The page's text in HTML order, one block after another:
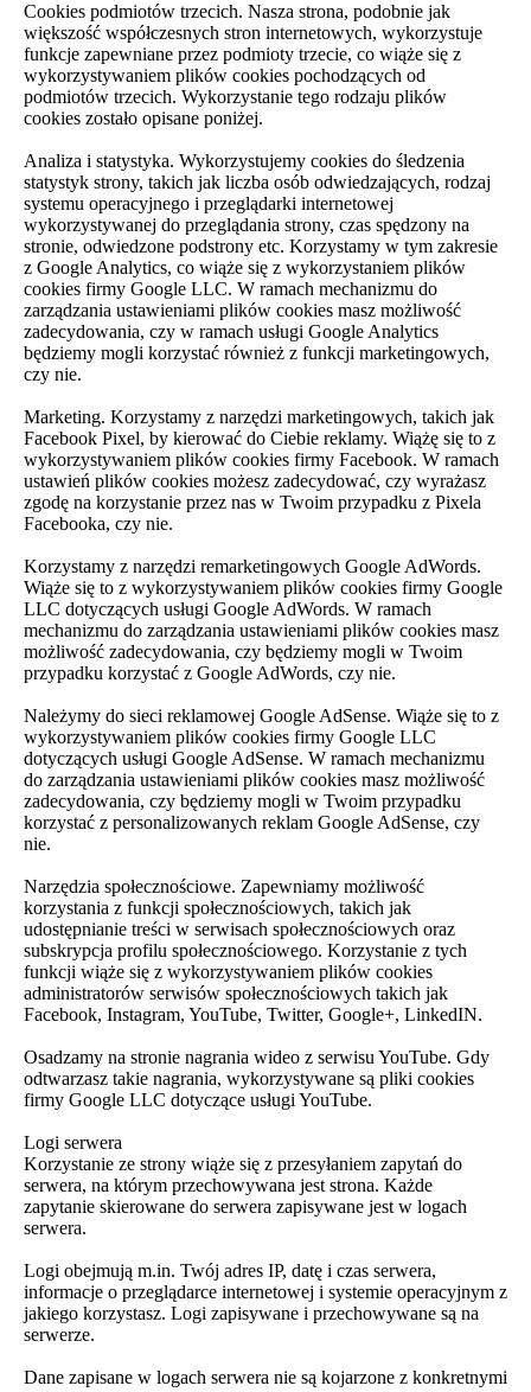
Cookies podmiotów trzecich. Nasza strona, podobnie jak
większość współczesnych stron internetowych, wykorzystuje
funkcje zapewniane przez podmioty trzecie, co wiąże się z
wykorzystywaniem plików cookies pochodzących od
podmiotów trzecich. Wykorzystanie tego rodzaju plików
cookies zostało opisane poniżej.
Analiza i statystyka. Wykorzystujemy cookies do śledzenia
statystyk strony, takich jak liczba osób odwiedzających, rodzaj
systemu operacyjnego i przeglądarki internetowej
wykorzystywanej do przeglądania strony, czas spędzony na
stronie, odwiedzone podstrony etc. Korzystamy w tym zakresie
z Google Analytics, co wiąże się z wykorzystaniem plików
cookies firmy Google LLC. W ramach mechanizmu do
zarządzania ustawieniami plików cookies masz możliwość
zadecydowania, czy w ramach usługi Google Analytics
będziemy mogli korzystać również z funkcji marketingowych,
czy nie.
Marketing. Korzystamy z narzędzi marketingowych, takich jak
Facebook Pixel, by kierować do Ciebie reklamy. Wiążę się to z
wykorzystywaniem plików cookies firmy Facebook. W ramach
ustawień plików cookies możesz zadecydować, czy wyrażasz
zgodę na korzystanie przez nas w Twoim przypadku z Pixela
Facebooka, czy nie.
Korzystamy z narzędzi remarketingowych Google AdWords.
Wiąże się to z wykorzystywaniem plików cookies firmy Google
LLC dotyczących usługi Google AdWords. W ramach
mechanizmu do zarządzania ustawieniami plików cookies masz
możliwość zadecydowania, czy będziemy mogli w Twoim
przypadku korzystać z Google AdWords, czy nie.
Należymy do sieci reklamowej Google AdSense. Wiąże się to z
wykorzystywaniem plików cookies firmy Google LLC
dotyczących usługi Google AdSense. W ramach mechanizmu
do zarządzania ustawieniami plików cookies masz możliwość
zadecydowania, czy będziemy mogli w Twoim przypadku
korzystać z personalizowanych reklam Google AdSense, czy
nie.
Narzędzia społecznościowe. Zapewniamy możliwość
korzystania z funkcji społecznościowych, takich jak
udostępnianie treści w serwisach społecznościowych oraz
subskrypcja profilu społecznościowego. Korzystanie z tych
funkcji wiąże się z wykorzystywaniem plików cookies
administratorów serwisów społecznościowych takich jak
Facebook, Instagram, YouTube, Twitter, Google+, LinkedIN.
Osadzamy na stronie nagrania wideo z serwisu YouTube. Gdy
odtwarzasz takie nagrania, wykorzystywane są pliki cookies
firmy Google LLC dotyczące usługi YouTube.
Logi serwera
Korzystanie ze strony wiąże się z przesyłaniem zapytań do
serwera, na którym przechowywana jest strona. Każde
zapytanie skierowane do serwera zapisywane jest w logach
serwera.
Logi obejmują m.in. Twój adres IP, datę i czas serwera,
informacje o przeglądarce internetowej i systemie operacyjnym z
jakiego korzystasz. Logi zapisywane i przechowywane są na
serwerze.
Dane zapisane w logach serwera nie są kojarzone z konkretnymi